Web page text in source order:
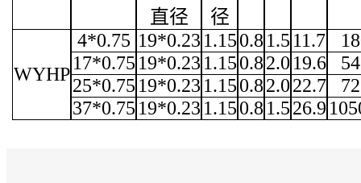
直径
径
WYHP
4*0.75 19*0.23 1.150.8 1.5 11.7
17*0.75 19*0.23 1.150.82.0 19.6
25*0.75 19*0.23 1.150.82.022.7
37*0.75 19*0.23 1.150.8 1.526.9